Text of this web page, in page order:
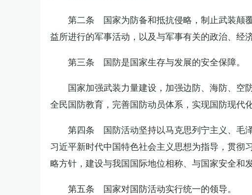
第二条 国家为防备和抵抗侵略，制止武装颠
益所进行的军事活动，以及与军事有关的政治、经
第三条 国防是国家生存与发展的安全保障。
国家加强武装力量建设，加强边防、海防、空
全民国防教育，完善国防动员体系，实现国防现代化
第四条 国防活动坚持以马克思列宁主义、毛
习近平新时代中国特色社会主义思想为指导，贯
略方针，建设与我国国际地位相称、与国家安全和
第五条 国家对国防活动实行统一的领导。